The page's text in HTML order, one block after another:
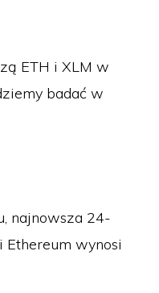
ETH i XLM w
badać w
najnowsza 24-
wynosi